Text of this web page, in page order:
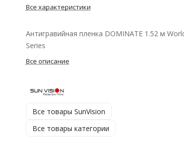
Все характеристики
Антигравийная пленка DOMINATE 1.52 м
Series
Все описание
Все товары SunVision
Все товары категории